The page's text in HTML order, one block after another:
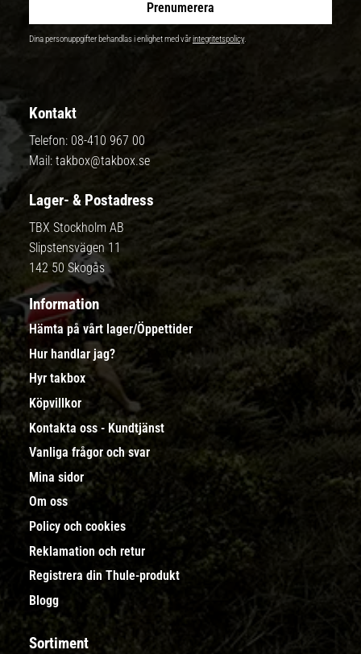
Prenumerera
Dina personuppgifter behandlas i enlighet med vårintegritetspolicy.
Kontakt
Telefon: 08-410 967 00
Mail: takbox@takbox.se
Lager- & Postadress
TBX Stockholm AB
Slipstensvägen 11
142 50 Skogås
Information
Hämta på vårt lager/Öppettider
Hur handlar jag?
Hyr takbox
Köpvillkor
Kontakta oss - Kundtjänst
Vanliga frågor och svar
Mina sidor
Om oss
Policy och cookies
Reklamation och retur
Registrera din Thule-produkt
Blogg
Sortiment